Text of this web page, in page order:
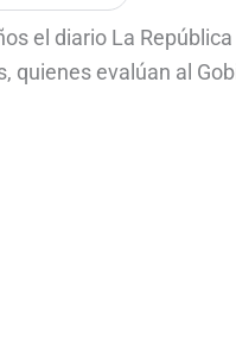
el diario La
quienes evalúan al